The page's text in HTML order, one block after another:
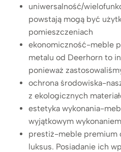
uniwersalność/
powstają mogą być
pomieszczeniach
ekonomiczność-meble
metalu od Deerhorn to
ponieważ
ochrona środowiska-
z ekologicznych
estetyka wykonania-
wyjątkowym wykonaniem
prestiż-meble premium
luksus. Posiadanie ich